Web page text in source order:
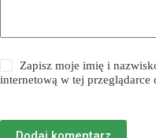
Zapisz moje imię i
internetową w tej przeglądarce